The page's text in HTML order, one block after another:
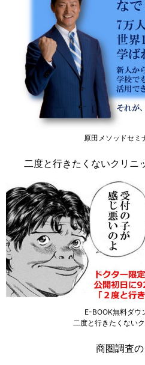
原田メソッドセミ
二度と行きたくないクリニ
E-BOOK無料ダウ
二度と行きたくない
商圏調査